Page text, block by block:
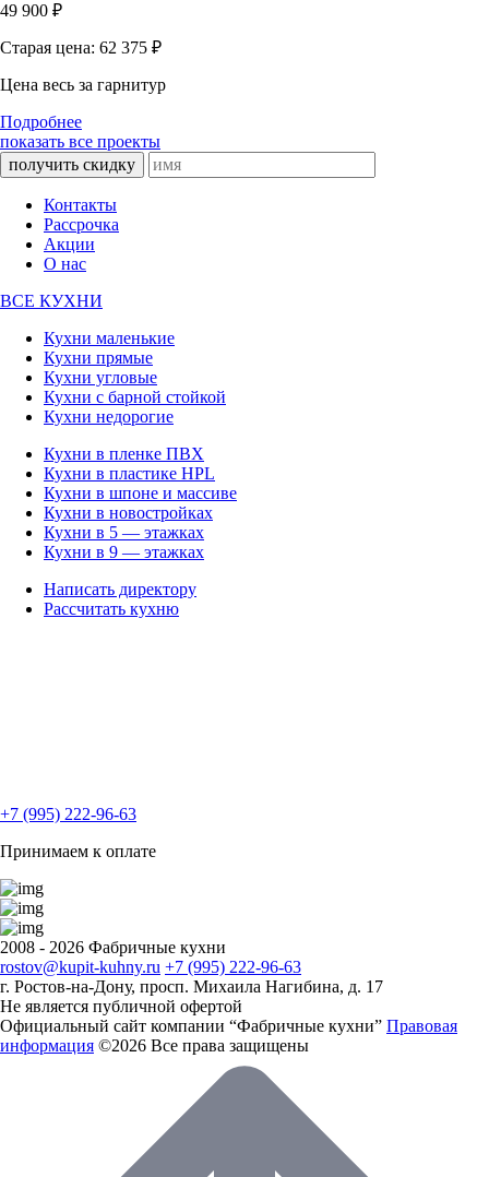
49 900 ₽
Старая цена: 62 375 ₽
Цена весь за гарнитур
Подробнее
показать все проекты
получить скидку
Контакты
Рассрочка
Акции
О нас
ВСЕ КУХНИ
Кухни маленькие
Кухни прямые
Кухни угловые
Кухни с барной стойкой
Кухни недорогие
Кухни в пленке ПВХ
Кухни в пластике HPL
Кухни в шпоне и массиве
Кухни в новостройках
Кухни в 5 — этажках
Кухни в 9 — этажках
Написать директору
Рассчитать кухню
+7 (995) 222-96-63
Принимаем к оплате
2008 - 2026 Фабричные кухни
rostov@kupit-kuhny.ru +7 (995) 222-96-63
г. Ростов-на-Дону, ​просп. Михаила Нагибина, д. 17
Не является публичной офертой
Официальный сайт компании “Фабричные кухни” Правовая
информация ©2026 Все права защищены